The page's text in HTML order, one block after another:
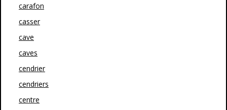
carafon
casser
cave
caves
cendrier
cendriers
centre